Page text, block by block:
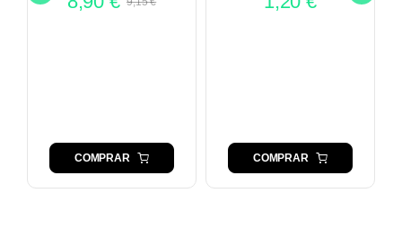
El
El
COMPRAR COMPRAR